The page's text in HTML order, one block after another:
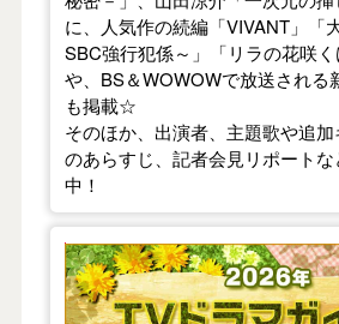
に、人気作の続編「VIVANT」「
SBC強行犯係～」「リラの花咲く
や、BS＆WOWOWで放送される
も掲載☆
そのほか、出演者、主題歌や追
のあらすじ、記者会見リポート
中！
【2026年春】TVドラマガ